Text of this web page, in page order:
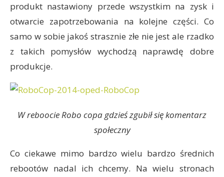
produkt nastawiony przede wszystkim na zysk i
otwarcie zapotrzebowania na kolejne części. Co
samo w sobie jakoś strasznie złe nie jest ale rzadko
z takich pomysłów wychodzą naprawdę dobre
produkcje.
W reboocie Robo copa gdzieś zgubił się komentarz
społeczny
Co ciekawe mimo bardzo wielu bardzo średnich
rebootów nadal ich chcemy. Na wielu stronach